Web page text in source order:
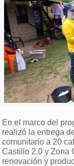
En el marco del
realizó la entrega
comunitario a 20
Castillo 2.0 y Zona
renovación y